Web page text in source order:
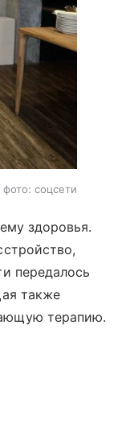
соцсети
здоровья.
передалось
также
терапию.